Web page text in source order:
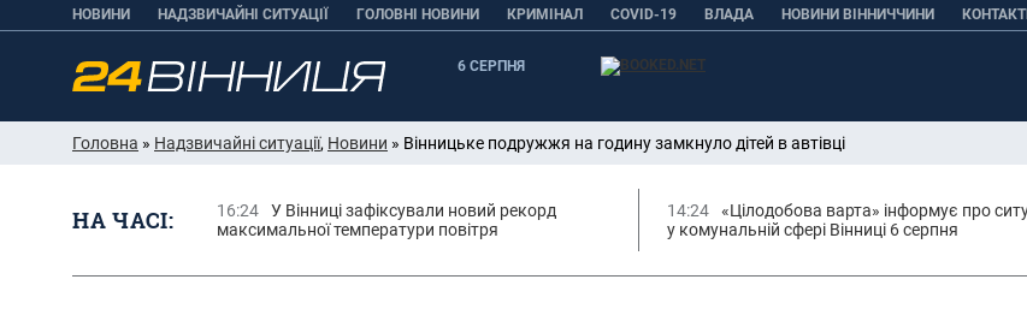
НОВИНИ НАДЗВИЧАЙНІ СИТУАЦІЇ ГОЛОВНІ НОВИНИ КРИМІНАЛ COVID-19 ВЛАДА НОВИНИ ВІННИЧЧИНИ
6 СЕРПНЯ
Головна » Надзвичайні ситуації, Новини » Вінницьке подружжя на годину замкнуло дітей в автівці
НА ЧАСІ: 16:24
У Вінниці зафіксували новий рекорд
максимальної температури повітря
14:24
«Цілодобова варта» інформує про
у комунальній сфері Вінниці 6 серпня